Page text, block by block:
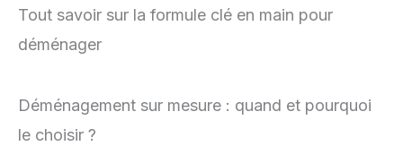
Tout savoir sur la formule clé en main pour
déménager
Déménagement sur mesure : quand et pourquoi
le choisir ?